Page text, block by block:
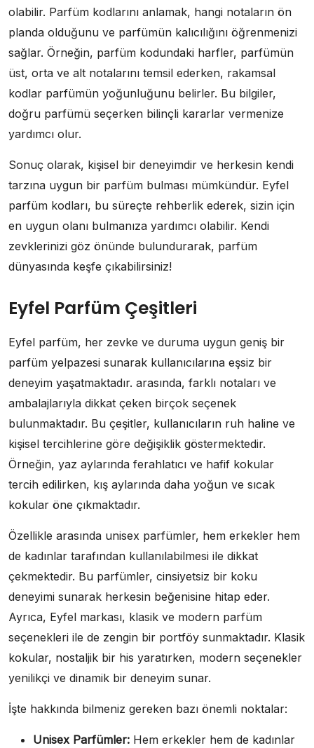
olabilir. Parfüm kodlarını anlamak, hangi notaların ön
planda olduğunu ve parfümün kalıcılığını öğrenmenizi
sağlar. Örneğin, parfüm kodundaki harfler, parfümün
üst, orta ve alt notalarını temsil ederken, rakamsal
kodlar parfümün yoğunluğunu belirler. Bu bilgiler,
doğru parfümü seçerken bilinçli kararlar vermenize
yardımcı olur.
Sonuç olarak, kişisel bir deneyimdir ve herkesin kendi
tarzına uygun bir parfüm bulması mümkündür. Eyfel
parfüm kodları, bu süreçte rehberlik ederek, sizin için
en uygun olanı bulmanıza yardımcı olabilir. Kendi
zevklerinizi göz önünde bulundurarak, parfüm
dünyasında keşfe çıkabilirsiniz!
Eyfel Parfüm Çeşitleri
Eyfel parfüm, her zevke ve duruma uygun geniş bir
parfüm yelpazesi sunarak kullanıcılarına eşsiz bir
deneyim yaşatmaktadır. arasında, farklı notaları ve
ambalajlarıyla dikkat çeken birçok seçenek
bulunmaktadır. Bu çeşitler, kullanıcıların ruh haline ve
kişisel tercihlerine göre değişiklik göstermektedir.
Örneğin, yaz aylarında ferahlatıcı ve hafif kokular
tercih edilirken, kış aylarında daha yoğun ve sıcak
kokular öne çıkmaktadır.
Özellikle arasında unisex parfümler, hem erkekler hem
de kadınlar tarafından kullanılabilmesi ile dikkat
çekmektedir. Bu parfümler, cinsiyetsiz bir koku
deneyimi sunarak herkesin beğenisine hitap eder.
Ayrıca, Eyfel markası, klasik ve modern parfüm
seçenekleri ile de zengin bir portföy sunmaktadır. Klasik
kokular, nostaljik bir his yaratırken, modern seçenekler
yenilikçi ve dinamik bir deneyim sunar.
İşte hakkında bilmeniz gereken bazı önemli noktalar:
Unisex Parfümler: Hem erkekler hem de kadınlar